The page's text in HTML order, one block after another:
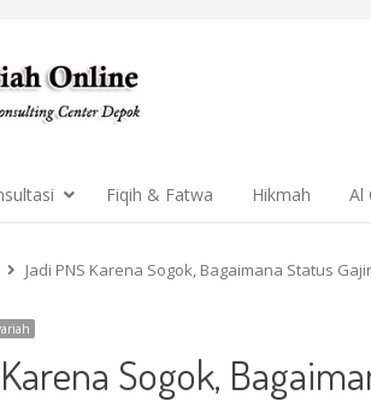
Fiqih & Fatwa Hikmah Al
Jadi PNS Karena Sogok, Bagaimana Status
Sogok,